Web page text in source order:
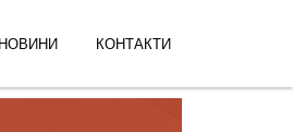
НОВИНИ КОНТАКТИ